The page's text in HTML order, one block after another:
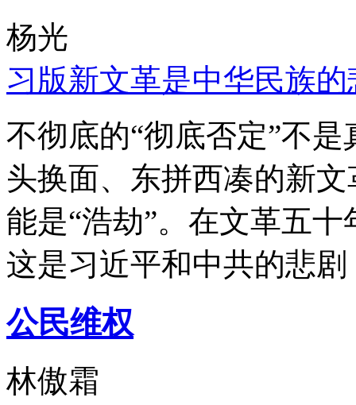
杨光
习版新文革是中华民族的
不彻底的“彻底否定”不
头换面、东拼西凑的新
能是“浩劫”。在文革五
这是习近平和中共的悲
公民维权
林傲霜